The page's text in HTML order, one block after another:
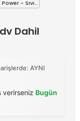
Power - Sıvı
Soğutmalı
Dahil
AYNI
verirseniz Bugün